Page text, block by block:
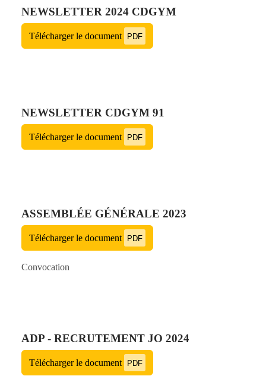
NEWSLETTER 2024 CDGYM
Télécharger le document PDF
NEWSLETTER CDGYM 91
Télécharger le document PDF
ASSEMBLÉE GÉNÉRALE 2023
Télécharger le document PDF
Convocation
ADP - RECRUTEMENT JO 2024
Télécharger le document PDF